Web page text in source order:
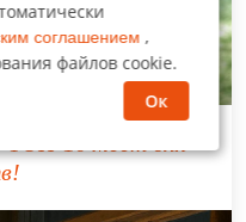
ТОП-10 мест для
соглашением ,
файлов cookie.
Ок